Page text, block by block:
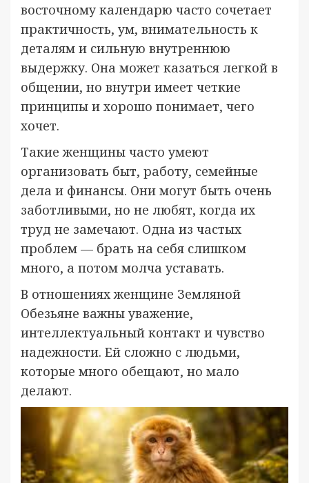
восточному календарю часто сочетает
практичность, ум, внимательность к
деталям и сильную внутреннюю
выдержку. Она может казаться легкой в
общении, но внутри имеет четкие
принципы и хорошо понимает, чего
хочет.
Такие женщины часто умеют
организовать быт, работу, семейные
дела и финансы. Они могут быть очень
заботливыми, но не любят, когда их
труд не замечают. Одна из частых
проблем — брать на себя слишком
много, а потом молча уставать.
В отношениях женщине Земляной
Обезьяне важны уважение,
интеллектуальный контакт и чувство
надежности. Ей сложно с людьми,
которые много обещают, но мало
делают.